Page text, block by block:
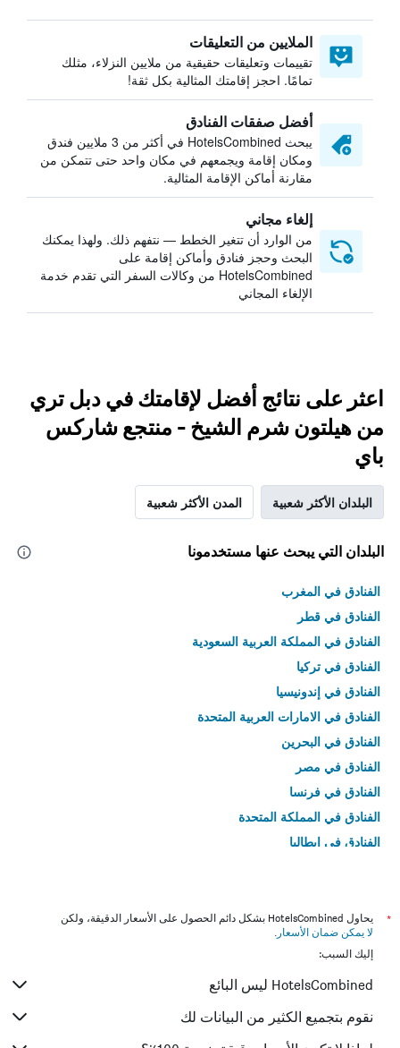
الملايين من التعليقات
تقييمات وتعليقات حقيقية من ملايين النزلاء، مثلك
تمامًا. احجز إقامتك المثالية بكل ثقة!
أفضل صفقات الفنادق
يبحث HotelsCombined في أكثر من 3 ملايين فندق
ومكان إقامة ويجمعهم في مكان واحد حتى تتمكن من
مقارنة أماكن الإقامة المثالية.
إلغاء مجاني
من الوارد أن تتغير الخطط — نتفهم ذلك. ولهذا يمكنك
البحث وحجز فنادق وأماكن إقامة على
HotelsCombined من وكالات السفر التي تقدم خدمة
الإلغاء المجاني
اعثر على نتائج أفضل لإقامتك في دبل تري
من هيلتون شرم الشيخ - منتجع شاركس
باي
البلدان الأكثر شعبية المدن الأكثر شعبية
البلدان التي يبحث عنها مستخدمونا
الفنادق في المغرب
الفنادق في قطر
الفنادق في المملكة العربية السعودية
الفنادق في تركيا
الفنادق في إندونيسيا
الفنادق في الامارات العربية المتحدة
الفنادق في البحرين
الفنادق في مصر
الفنادق في فرنسا
الفنادق في المملكة المتحدة
الفنادق في إيطاليا
*
يحاول HotelsCombined بشكل دائم الحصول على الأسعار الدقيقة، ولكن
لا يمكن ضمان الأسعار .
إليك السبب:
HotelsCombined ليس البائع
نقوم بتجميع الكثير من البيانات لك